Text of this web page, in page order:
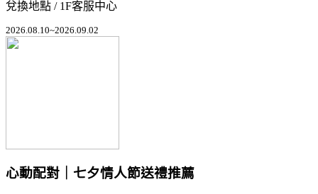
兌換地點 / 1F客服中心
2026.08.10~2026.09.02
心動配對｜七夕情人節送禮推薦